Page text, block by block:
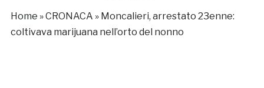
Home »CRONACA » Moncalieri, arrestato 23enne:
coltivava marijuana nell’orto del nonno